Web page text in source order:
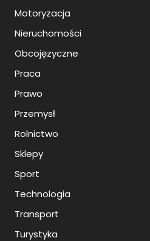
Motoryzacja
Nieruchomości
Obcojęzyczne
Praca
Prawo
Przemysł
Rolnictwo
Sklepy
Sport
Technologia
Transport
Turystyka